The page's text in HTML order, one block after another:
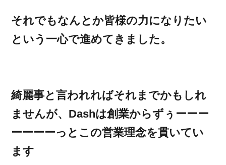
それでもなんとか皆様の力になりたい
という一心で進めてきました。
綺麗事と言われればそれまでかもしれ
ませんが、Dashは創業からずぅーーー
ーーーーっとこの営業理念を貫いてい
ます